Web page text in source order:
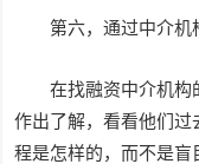
第六，通过中介机
在找融资中介机构
作出了解，看看他们
程是怎样的，而不是盲